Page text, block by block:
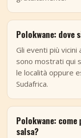
Polokwane: dove
Gli eventi più vicini
sono mostrati qui
le località oppure
Sudafrica.
Polokwane:
salsa?